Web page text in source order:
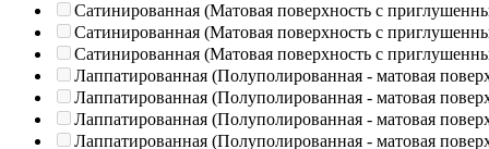
Сатинированная (Матовая поверхность с
Сатинированная (Матовая поверхность с
Сатинированная (Матовая поверхность с
Лаппатированная (Полуполированная - матовая
Лаппатированная (Полуполированная - матовая
Лаппатированная (Полуполированная - матовая
Лаппатированная (Полуполированная - матовая